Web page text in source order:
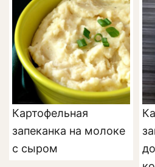
Картофельная
запеканка на молоке
с сыром